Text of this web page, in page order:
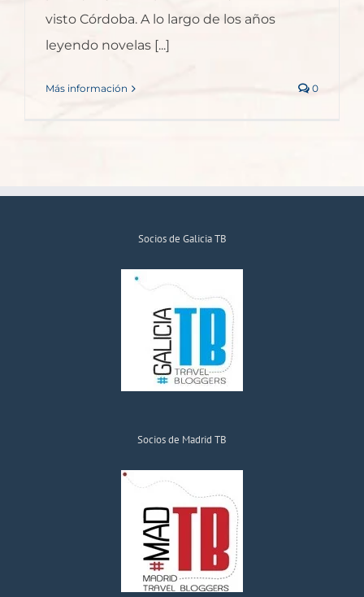
visto Córdoba. A lo largo de los años
leyendo novelas [...]
Más información 0
Socios de Galicia TB
Socios de Madrid TB